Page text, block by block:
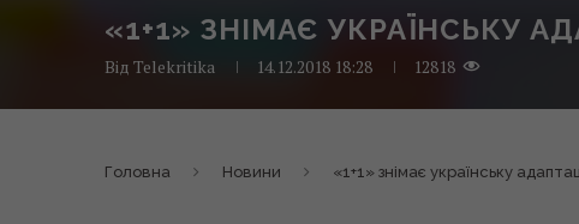
«1+1» ЗНІМАЄ УКРАЇНСЬКУ
Від Telekritika 14.12.2018 18:28 12818
Головна Новини «1+1» знімає українську